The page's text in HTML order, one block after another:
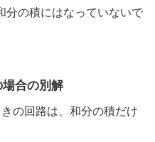
の積にはなっていないで
場合の別解
の回路は、和分の積だけ